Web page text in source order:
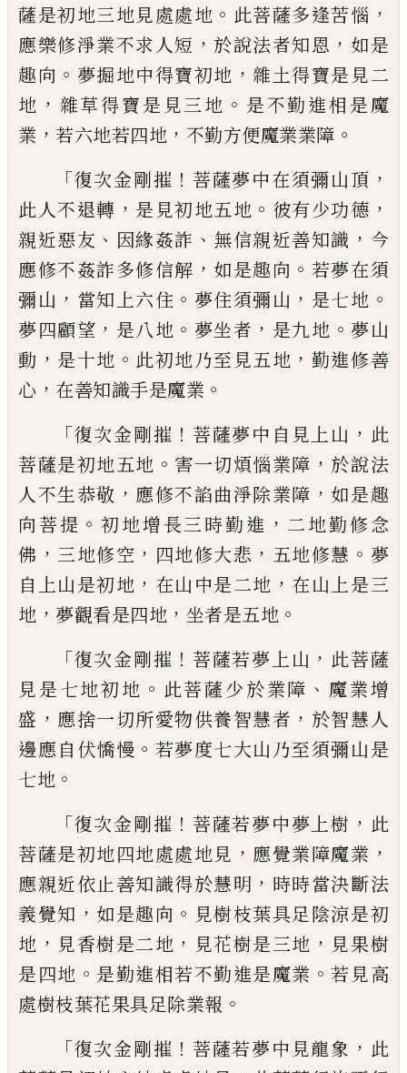
薩是初地三地見處處地 。 此菩薩多逢苦惱 ，
應樂修淨業不求人短 ， 於說法者知恩 ， 如是
趣向 。 夢掘地中得寶初地 ， 雜土得寶是見二
地 ， 雜草得寶是見三地 。 是不勤進相是魔
業 ， 若六地若四地 ， 不勤方便魔業業障 。
「復次金剛摧 ！ 菩薩夢中在須彌山頂 ，
此人不退轉 ， 是見初地五地 。 彼有少功德 ，
親近惡友 、 因緣姦詐 、 無信親近善知識 ， 今
應修不姦詐多修信解 ， 如是趣向 。 若夢在須
彌山 ， 當知上六住 。 夢住須彌山 ， 是七地 。
夢四顧望 ， 是八地 。 夢坐者 ， 是九地 。 夢山
動 ， 是十地 。 此初地乃至 見五地 ， 勤進修善
心 ， 在善知識手是魔業 。
「復次金剛摧 ！ 菩薩夢中自見上山 ， 此
菩薩是初地五地 。 害一切煩惱業障 ， 於說法
人不生恭敬 ， 應修不諂曲淨除業障 ， 如是趣
向菩提 。初地增長三時勤進 ， 二地勤修念
佛 ， 三地修空 ， 四地修大悲 ， 五地修慧 。 夢
自上山是初地 ， 在山中是二地 ， 在山上是三
地 ， 夢觀看是四地 ， 坐者是五地 。
「復次金剛摧 ！ 菩薩若夢上山 ， 此菩薩
見是七地初地 。 此菩薩少於業障 、 魔業增
盛 ， 應捨一切所愛物供養智慧者 ， 於智慧人
邊應自伏憍慢 。 若夢度七大山乃至須彌山是
七地 。
「復次金剛摧 ！ 菩薩若夢中夢上樹 ， 此
菩薩是初地四地處處地見 ， 應覺業障魔業 ，
應親近依止善知識得於慧明 ， 時時當決斷法
義覺知 ， 如是趣向 。 見樹枝葉具足陰涼是初
地 ， 見香樹是二地 ， 見花樹是三地 ， 見果樹
是四地 。 是勤進相若不勤進是魔業 。若見高
處樹枝葉花果具足除業報 。
「復次金剛摧 ！ 菩薩若夢中見龍象 ， 此